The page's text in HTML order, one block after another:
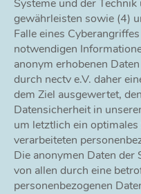
Systeme und der
gewährleisten sowie (4)
Falle eines
notwendigen
anonym erhobenen
durch nectv e.V. daher
dem Ziel ausgewertet,
Datensicherheit in
um letztlich ein
verarbeiteten
Die anonymen Daten
von allen durch eine
personenbezogenen